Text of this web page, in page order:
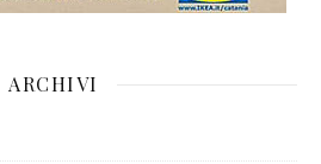
ARCHIVI